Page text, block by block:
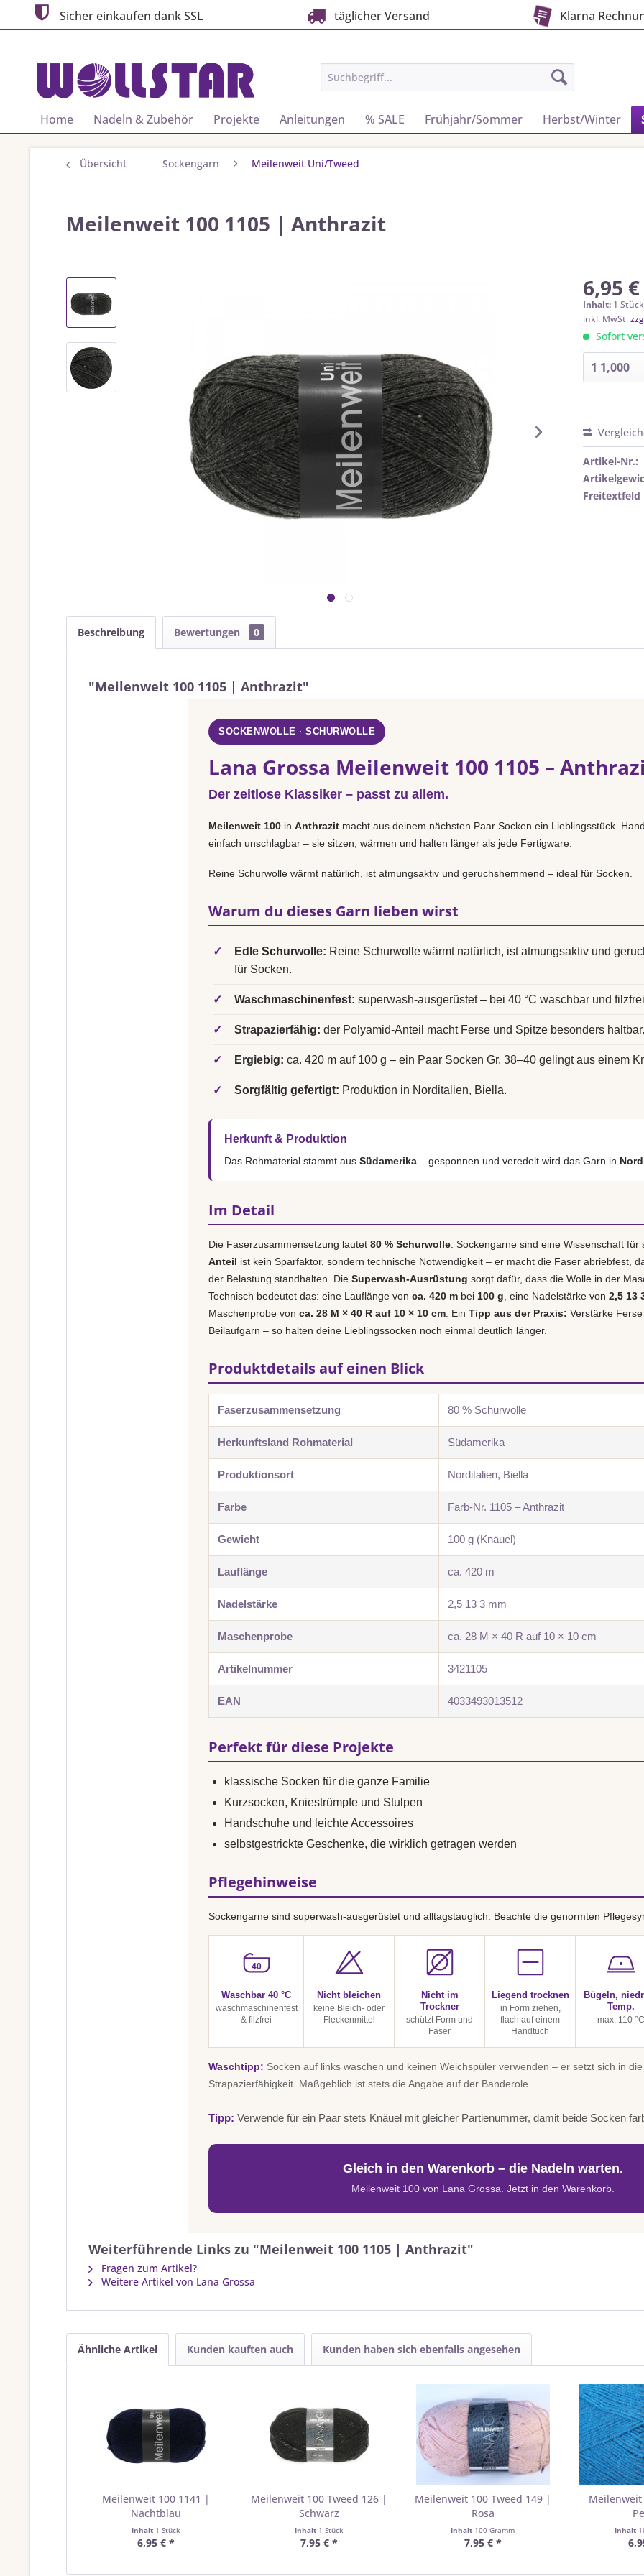
Sicher einkaufen dank SSL täglicher Versand Klarna
Home Nadeln & Zubehör Projekte Anleitungen % SALE Frühjahr/Sommer Herbst/Winter
Übersicht Sockengarn Meilenweit Uni/Tweed
Meilenweit 100 1105 | Anthrazit
6,95
Inhalt: 1 Stück
inkl. MwSt.
Sofort
Artikel-Nr.:
Freitextfeld
Beschreibung Bewertungen 0
"Meilenweit 100 1105 | Anthrazit"
SOCKENWOLLE · SCHURWOLLE
Lana Grossa Meilenweit 100 1105 –
Der zeitlose Klassiker – passt zu allem.
Meilenweit 100 in Anthrazit macht aus deinem nächsten Paar Socken ein Lieblingsstück.
einfach unschlagbar – sie sitzen, wärmen und halten länger als jede Fertigware.
Reine Schurwolle wärmt natürlich, ist atmungsaktiv und geruchshemmend – ideal für Socken.
Warum du dieses Garn lieben wirst
✓ Edle Schurwolle: Reine Schurwolle wärmt natürlich, ist atmungsaktiv und
für Socken.
✓ Waschmaschinenfest: superwash-ausgerüstet – bei 40 °C waschbar und
✓ Strapazierfähig: der Polyamid-Anteil macht Ferse und Spitze besonders haltbar.
✓ Ergiebig: ca. 420 m auf 100 g – ein Paar Socken Gr. 38–40 gelingt aus einem
✓ Sorgfältig gefertigt: Produktion in Norditalien, Biella.
Herkunft & Produktion
Das Rohmaterial stammt aus Südamerika – gesponnen und veredelt wird das Garn in
Im Detail
Die Faserzusammensetzung lautet 80 % Schurwolle . Sockengarne sind eine Wissenschaft für
Anteil ist kein Sparfaktor, sondern technische Notwendigkeit – er macht die Faser abriebfest,
der Belastung standhalten. Die Superwash-Ausrüstung sorgt dafür, dass die Wolle in der
Technisch bedeutet das: eine Lauflänge von ca. 420 m bei 100 g , eine Nadelstärke von 2,5 13
Maschenprobe von ca. 28 M × 40 R auf 10 × 10 cm . Ein Tipp aus der Praxis: Verstärke
Beilaufgarn – so halten deine Lieblingssocken noch einmal deutlich länger.
Produktdetails auf einen Blick
Faserzusammensetzung 80 % Schurwolle
Herkunftsland Rohmaterial Südamerika
Produktionsort Norditalien, Biella
Farbe Farb-Nr. 1105 – Anthrazit
Gewicht 100 g (Knäuel)
Lauflänge ca. 420 m
Nadelstärke 2,5 13 3 mm
Maschenprobe ca. 28 M × 40 R auf 10 × 10 cm
Artikelnummer 3421105
EAN 4033493013512
Perfekt für diese Projekte
klassische Socken für die ganze Familie
Kurzsocken, Kniestrümpfe und Stulpen
Handschuhe und leichte Accessoires
selbstgestrickte Geschenke, die wirklich getragen werden
Pflegehinweise
Sockengarne sind superwash-ausgerüstet und alltagstauglich. Beachte die genormten
40
Waschbar 40 °C
waschmaschinenfest
& filzfrei
Nicht bleichen
keine Bleich- oder
Fleckenmittel
Nicht im
Trockner
schützt Form und
Faser
Liegend trocknen
in Form ziehen,
flach auf einem
Handtuch
Bügeln,
Temp.
max. 110 °C
Waschtipp: Socken auf links waschen und keinen Weichspüler verwenden – er setzt sich in
Strapazierfähigkeit. Maßgeblich ist stets die Angabe auf der Banderole.
Tipp: Verwende für ein Paar stets Knäuel mit gleicher Partienummer, damit beide Socken
Gleich in den Warenkorb – die Nadeln warten.
Meilenweit 100 von Lana Grossa. Jetzt in den Warenkorb.
Weiterführende Links zu "Meilenweit 100 1105 | Anthrazit"
Fragen zum Artikel?
Weitere Artikel von Lana Grossa
Ähnliche Artikel Kunden kauften auch Kunden haben sich ebenfalls angesehen
Meilenweit 100 1141 |
Nachtblau
Inhalt 1 Stück
6,95 € *
Meilenweit 100 Tweed 126 |
Schwarz
Inhalt 1 Stück
7,95 € *
Meilenweit 100 Tweed 149 |
Rosa
Inhalt 100 Gramm
7,95 € *
Inhalt